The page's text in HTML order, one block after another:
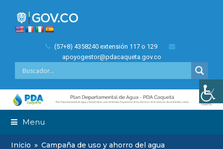
(57+8) 4358240 extensión 117 o 129
apoyogestor@pdacaqueta.gov.co
Menu
Inicio » Campaña de uso y ahorro del agua